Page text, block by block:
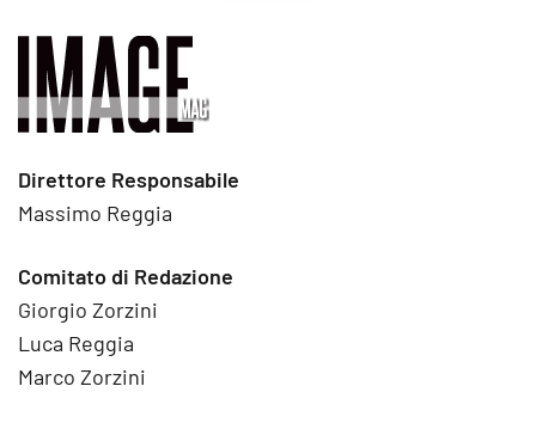
Direttore Responsabile
Massimo Reggia
Comitato di Redazione
Giorgio Zorzini
Luca Reggia
Marco Zorzini